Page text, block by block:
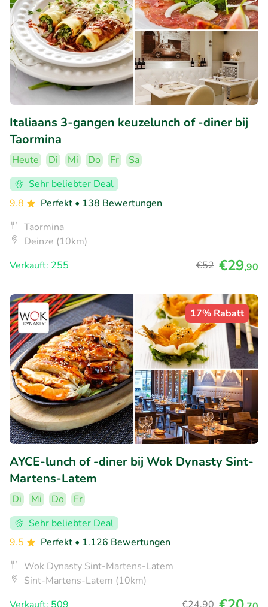
Italiaans 3-gangen keuzelunch of -diner bij
Taormina
Heute Di Mi Do Fr
Sa
Sehr beliebter Deal
9.8
Perfekt • 138 Bewertungen
Taormina
Deinze (10km)
Verkauft: 255
€52 €29,90
17% Rabatt
AYCE-lunch of -diner bij Wok Dynasty Sint-
Martens-Latem
Di Mi Do
Fr
Sehr beliebter Deal
9.5
Perfekt • 1.126 Bewertungen
Wok Dynasty Sint-Martens-Latem
Sint-Martens-Latem (10km)